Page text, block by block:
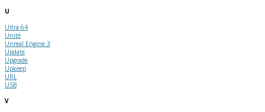
U
Ultra 64
Unité
Unreal Engine 3
Update
Upgrade
Upkeep
URL
USB
V